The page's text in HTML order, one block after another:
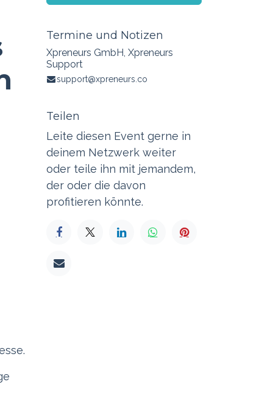
Termine und Notizen
Xpreneurs GmbH, Xpreneurs
Support
support@xpreneurs.co
Teilen
Leite diesen Event gerne in
deinem Netzwerk weiter
oder teile ihn mit jemandem,
der oder die davon
profitieren könnte.